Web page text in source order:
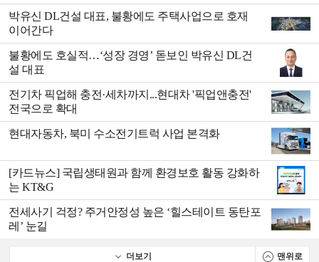
박유신 DL건설 대표, 불황에도 주택사업으로 호재
이어간다
불황에도 호실적…‘성장 경영’ 돋보인 박유신 DL건
설 대표
전기차 픽업해 충전·세차까지...현대차 '픽업앤충전'
전국으로 확대
현대자동차, 북미 수소전기트럭 사업 본격화
[카드뉴스] 국립생태원과 함께 환경보호 활동 강화하
는 KT&G
전세사기 걱정? 주거안정성 높은 ‘힐스테이트 동탄포
레’ 눈길
더보기 맨위로